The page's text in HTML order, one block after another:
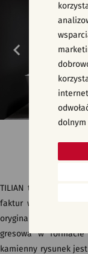
Płytki
TILIAN to przede
faktur w stonowanej
oryginalna grafika
gresowa w
kamienny rysunek
dolnym